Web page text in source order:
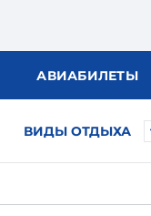
АВИАБИЛЕТЫ
ВИДЫ ОТДЫХА